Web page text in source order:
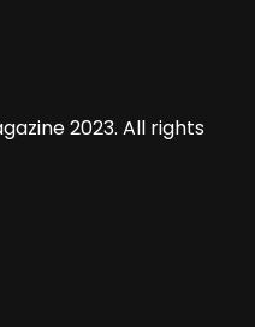
2023. All rights